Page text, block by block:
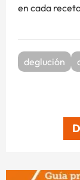
en cada
deglución